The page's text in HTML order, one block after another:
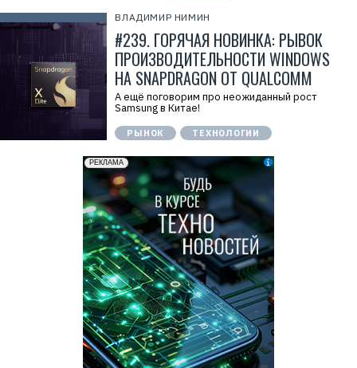
ВЛАДИМИР НИМИН
#239. ГОРЯЧАЯ НОВИНКА: РЫВОК
ПРОИЗВОДИТЕЛЬНОСТИ WINDOWS
НА SNAPDRAGON ОТ QUALCOMM
А ещё поговорим про неожиданный рост
Samsung в Китае!
РЫНОК ТЕХНОЛОГИИ